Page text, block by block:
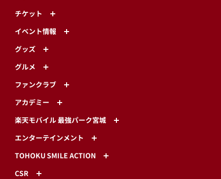
チケット
イベント情報
グッズ
グルメ
ファンクラブ
アカデミー
楽天モバイル 最強パーク宮城
エンターテインメント
TOHOKU SMILE ACTION
CSR